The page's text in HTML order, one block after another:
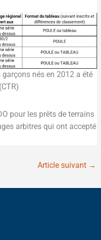
garçons nés en 2012 a été
pour les prêts de terrains
arbitres qui ont accepté
Article suivant →